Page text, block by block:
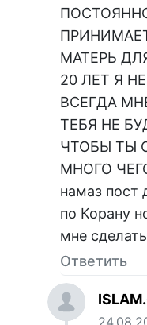
МАТЕРЬ
20 ЛЕТ Я
ВСЕГДА
ТЕБЯ НЕ
ЧТОБЫ ТЫ
МНОГО
намаз пост
по Корану
мне
Ответить